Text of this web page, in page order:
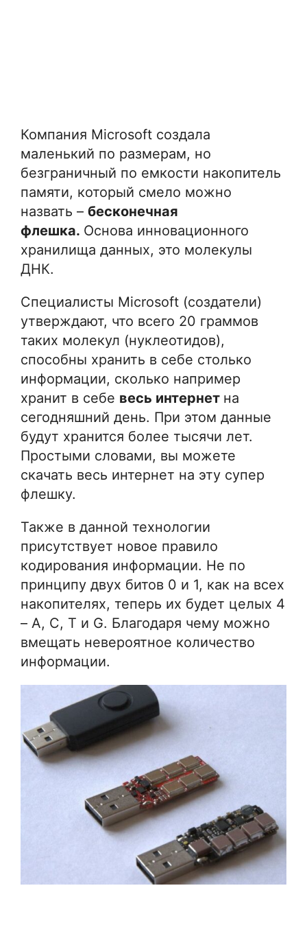
Компания Microsoft создала
маленький по размерам, но
безграничный по емкости накопитель
памяти, который смело можно
назвать – бесконечная
флешка. Основа инновационного
хранилища данных, это молекулы
ДНК.
Специалисты Microsoft (создатели)
утверждают, что всего 20 граммов
таких молекул (нуклеотидов),
способны хранить в себе столько
информации, сколько например
хранит в себе весь интернет на
сегодняшний день. При этом данные
будут хранится более тысячи лет.
Простыми словами, вы можете
скачать весь интернет на эту супер
флешку.
Также в данной технологии
присутствует новое правило
кодирования информации. Не по
принципу двух битов 0 и 1, как на всех
накопителях, теперь их будет целых 4
– A, C, T и G. Благодаря чему можно
вмещать невероятное количество
информации.